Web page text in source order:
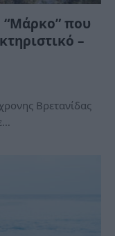
που
–
Βρετανίδας